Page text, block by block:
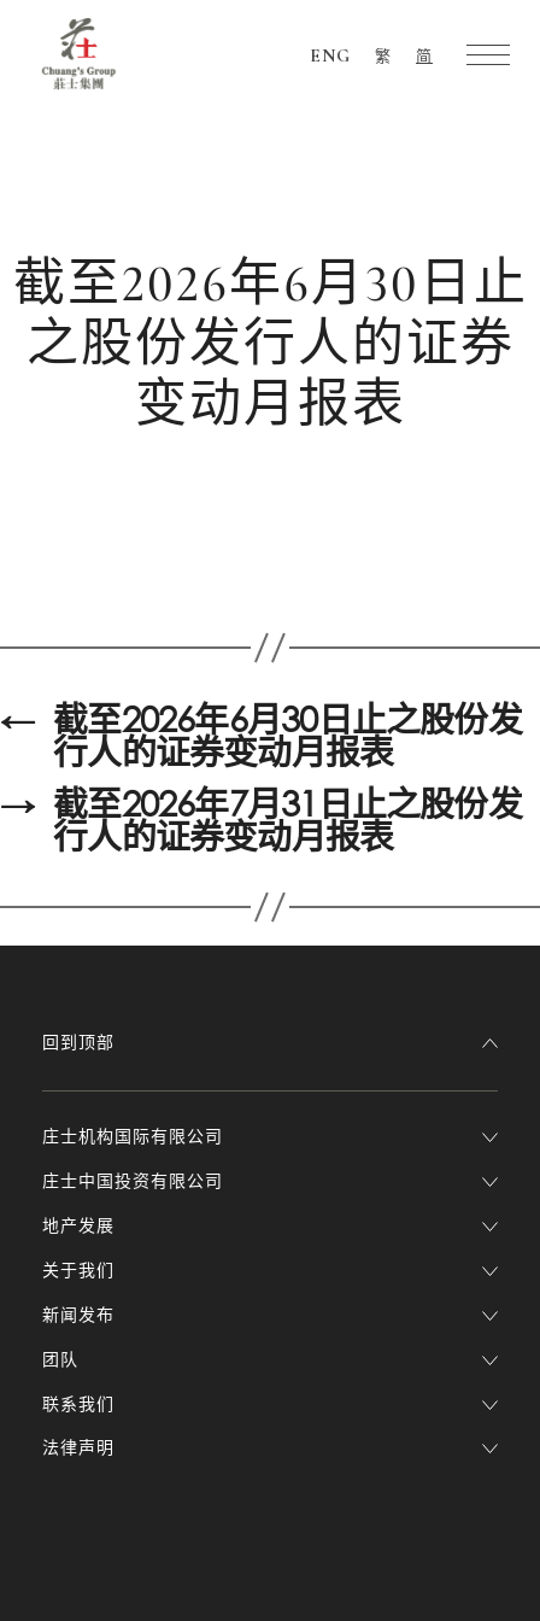
ENG 繁 简
截至2026年6月30日止
之股份发行人的证券
变动月报表
← 截至2026年6月30日止之股份发
行人的证券变动月报表
→ 截至2026年7月31日止之股份发
行人的证券变动月报表
庄士机构国际有限公司
庄士中国投资有限公司
地产发展
关于我们
新闻发布
团队
回到顶部
联系我们
法律声明